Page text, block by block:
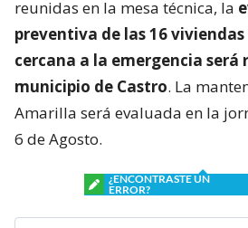
reunidas en la mesa técnica, la
preventiva de las 16
cercana a la emergencia será
municipio de Castro. La
Amarilla será evaluada en la
6 de Agosto.
¿ENCONTRASTE UN
ERROR?